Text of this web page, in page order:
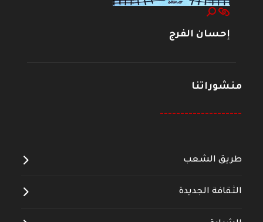
إحسان الفرج
منشوراتنا
--------------------
طريق الشعب
الثقافة الجديدة